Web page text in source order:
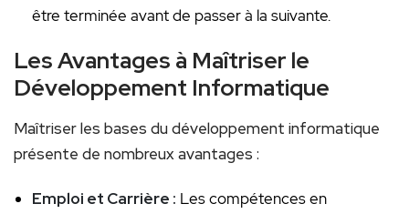
être terminée avant de passer à la suivante.
Les Avantages à Maîtriser le
Développement Informatique
Maîtriser les bases du développement informatique
présente de nombreux avantages :
Emploi et Carrière : Les compétences en